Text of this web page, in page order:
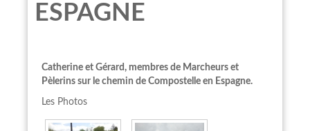
ESPAGNE
Catherine et Gérard, membres de Marcheurs et
Pèlerins sur le chemin de Compostelle en Espagne.
Les Photos